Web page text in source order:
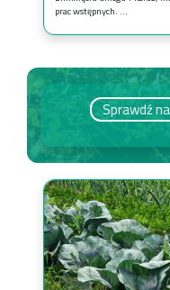
prac wstępnych. ...
Sprawdź